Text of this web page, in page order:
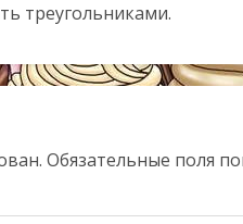
треугольниками.
Обязательные поля